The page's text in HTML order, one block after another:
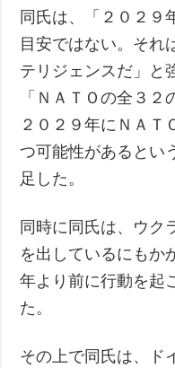
同氏は、「２０２９
目安ではない。それ
テリジェンスだ」と
「ＮＡＴＯの全３
２０２９年にＮＡＴ
つ可能性があるとい
足した。
同時に同氏は、ウク
を出しているにもか
年より前に行動を起
た。
その上で同氏は、ド